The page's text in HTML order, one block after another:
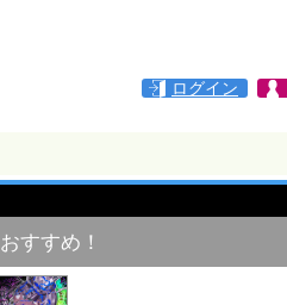
ログイン
おすすめ！